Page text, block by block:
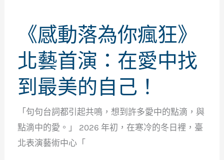
《感動落為你瘋狂》
北藝首演：在愛中找
到最美的自己！
「句句台詞都引起共鳴，想到許多愛中的點滴，與
點滴中的愛。」 2026 年初，在寒冷的冬日裡，臺
北表演藝術中心「